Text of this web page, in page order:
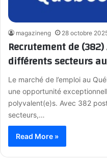
magazineng 28 octobre
Recrutement de
différents secteurs
Le marché de l’emploi au
une opportunité
polyvalent(e)s. Avec 382
secteurs,…
Read More »